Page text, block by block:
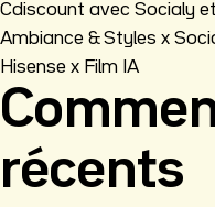
Cdiscount avec Socialy
Ambiance & Styles x
Hisense x Film IA
récents